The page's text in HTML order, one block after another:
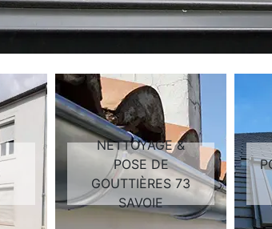
NETTOYAGE &
POSE DE
GOUTTIÈRES 73
SAVOIE